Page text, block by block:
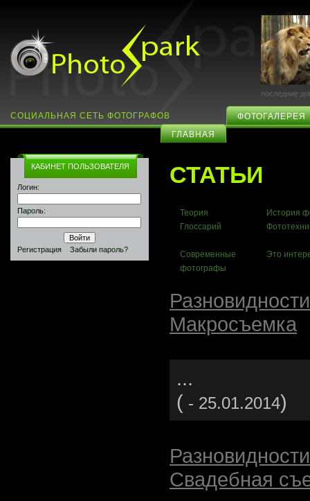
последние
СОЦИАЛЬНАЯ СЕТЬ ФОТОГРАФОВ
ФОТОГАЛЕРЕЯ
ГЛАВНАЯ
КАБИНЕТ ПОЛЬЗОВАТЕЛЯ
Логин:
Пароль:
Регистрация Забыли пароль?
СТАТЬИ
Теория
История
Глоссарий
Современные
фотографы
Это
Макросъемка
...
( - 25.01.2014)
Свадебная